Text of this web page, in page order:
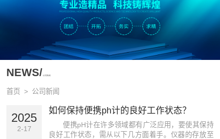
NEWS/ 公司新闻
首页 > 公司新闻
2025
2-17
如何保持便携ph计的良好工作状态？
便携pH计在许多领域都有广泛应用，要使其保持
良好工作状态，需从以下几方面着手。仪器的存放至